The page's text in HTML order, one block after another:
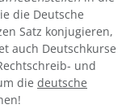
die Deutsche
Satz konjugieren,
auch Deutschkurse
und
die deutsche